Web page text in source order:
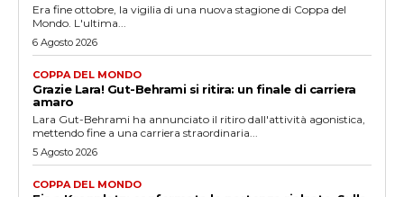
Era fine ottobre, la vigilia di una nuova stagione di Coppa del
Mondo. L'ultima...
6 Agosto 2026
COPPA DEL MONDO
Grazie Lara! Gut-Behrami si ritira: un finale di carriera
amaro
Lara Gut-Behrami ha annunciato il ritiro dall'attività agonistica,
mettendo fine a una carriera straordinaria...
5 Agosto 2026
COPPA DEL MONDO